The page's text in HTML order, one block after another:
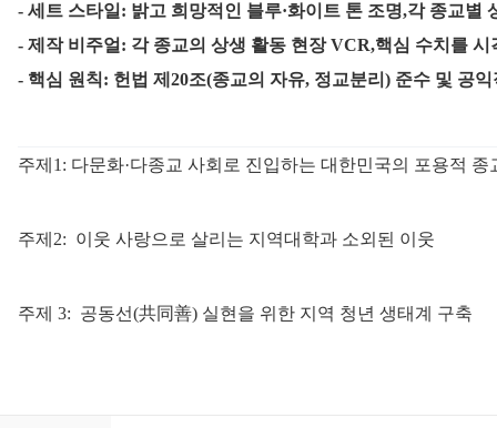
- 세트 스타일: 밝고 희망적인 블루·화이트 톤 조명,각 종교별
- 제작 비주얼: 각 종교의 상생 활동 현장 VCR,핵심 수치를
- 핵심 원칙: 헌법 제20조(종교의 자유, 정교분리) 준수 및 공
주제1: 다문화·다종교 사회로 진입하는 대한민국의 포용적
주제2: 이웃 사랑으로 살리는 지역대학과 소외된 이웃
주제 3: 공동선(共同善) 실현을 위한 지역 청년 생태계 구축